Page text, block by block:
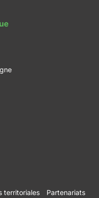
territoriales Partenariats